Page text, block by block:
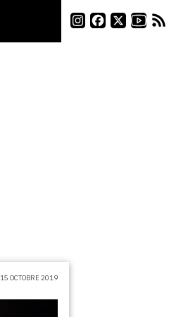
15 OCTOBRE 2019